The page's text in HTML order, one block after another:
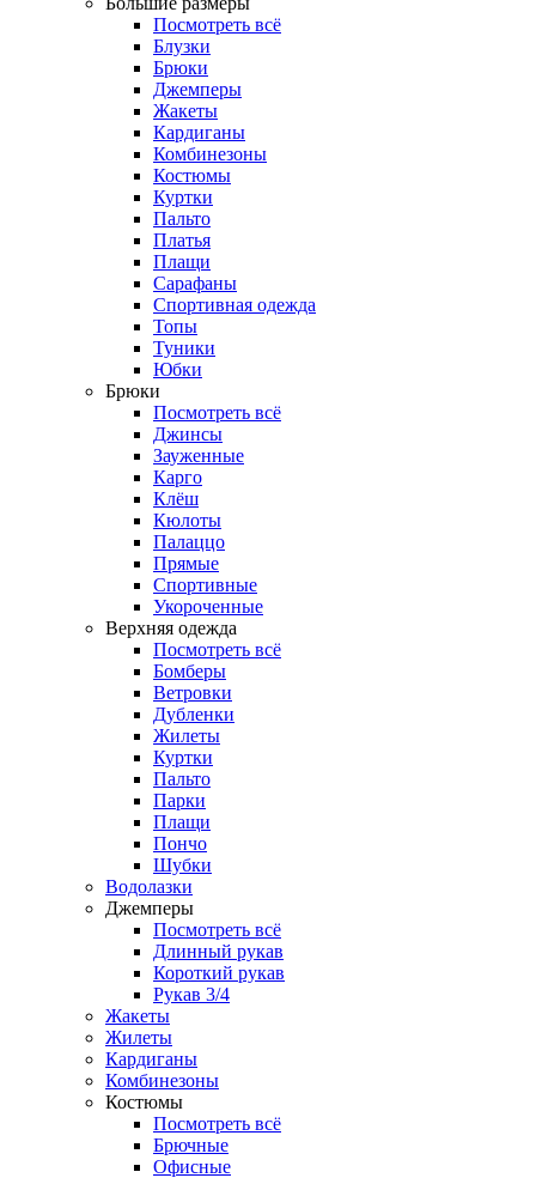
Посмотреть всё
Блузки
Брюки
Джемперы
Жакеты
Кардиганы
Комбинезоны
Костюмы
Куртки
Пальто
Платья
Плащи
Сарафаны
Спортивная одежда
Топы
Туники
Юбки
Брюки
Посмотреть всё
Джинсы
Зауженные
Карго
Клёш
Кюлоты
Палаццо
Прямые
Спортивные
Укороченные
Верхняя одежда
Посмотреть всё
Бомберы
Ветровки
Дубленки
Жилеты
Куртки
Пальто
Парки
Плащи
Пончо
Шубки
Водолазки
Джемперы
Посмотреть всё
Длинный рукав
Короткий рукав
Рукав 3/4
Жакеты
Жилеты
Кардиганы
Комбинезоны
Костюмы
Посмотреть всё
Брючные
Офисные